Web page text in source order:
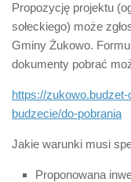
Propozycję projektu
sołeckiego) może
Gminy Żukowo.
dokumenty pobrać
https://
budzecie/do-pobrania
Jakie warunki musi
Proponowana